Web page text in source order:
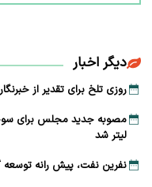
دیگر اخبار
روزی تلخ برای تقدیر از
لیتر شد
نفرین نفت، پیش رانه توسعه